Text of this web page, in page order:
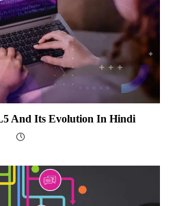
And Its Evolution In Hindi